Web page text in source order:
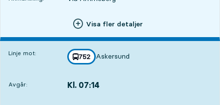
Visa fler detaljer
Linje mot: linje
752
mot
Askersund
,
Avgår: Kl. 07:14